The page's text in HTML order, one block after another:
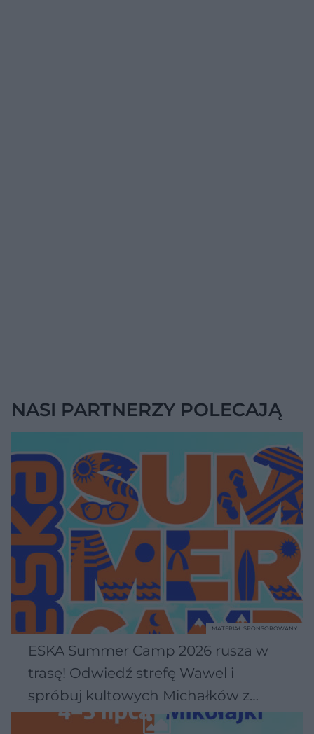
NASI PARTNERZY POLECAJĄ
ESKA Summer Camp 2026 rusza w
trasę! Odwiedź strefę Wawel i
spróbuj kultowych Michałków z
Wawelu
MATERIAŁ SPONSOROWANY